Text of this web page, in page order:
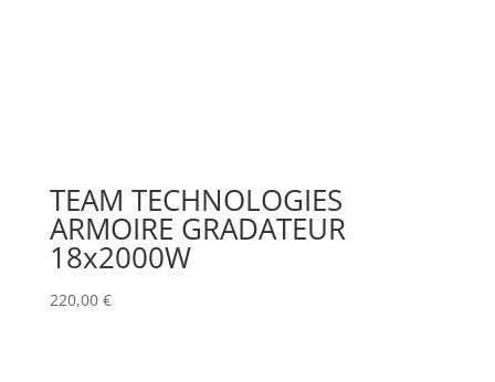
TEAM TECHNOLOGIES
ARMOIRE GRADATEUR
18x2000W
220,00 €